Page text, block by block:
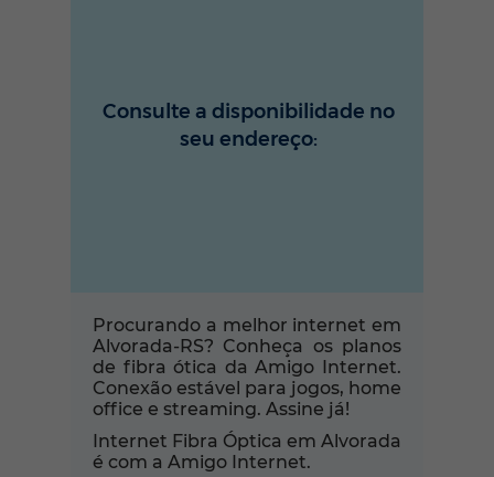
Consulte a disponibilidade no
seu endereço:
Procurando a melhor internet em
Alvorada-RS? Conheça os planos
de fibra ótica da Amigo Internet.
Conexão estável para jogos, home
office e streaming. Assine já!
Internet Fibra Óptica em Alvorada
é com a Amigo Internet.